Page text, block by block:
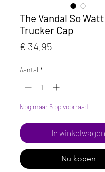
The Vandal So Watt
Trucker Cap
€ 34,95
Aantal *
Nog maar 5 op voorraad
In winkelwagen
Nu kopen